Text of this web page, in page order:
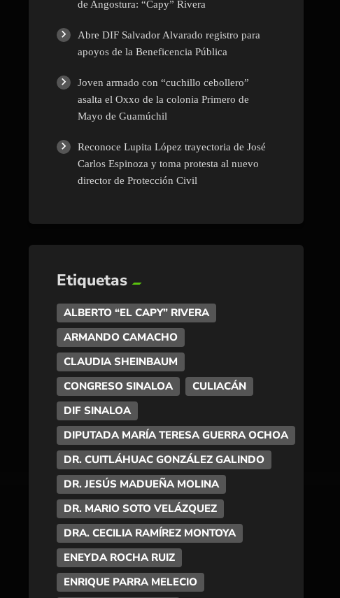
de Angostura: “Capy” Rivera
Abre DIF Salvador Alvarado registro para
apoyos de la Beneficencia Pública
Joven armado con “cuchillo cebollero”
asalta el Oxxo de la colonia Primero de
Mayo de Guamúchil
Reconoce Lupita López trayectoria de José
Carlos Espinoza y toma protesta al nuevo
director de Protección Civil
Etiquetas
ALBERTO “EL CAPY” RIVERA
ARMANDO CAMACHO
CLAUDIA SHEINBAUM
CONGRESO SINALOA
CULIACÁN
DIF SINALOA
DIPUTADA MARÍA TERESA GUERRA OCHOA
DR. CUITLÁHUAC GONZÁLEZ GALINDO
DR. JESÚS MADUEÑA MOLINA
DR. MARIO SOTO VELÁZQUEZ
DRA. CECILIA RAMÍREZ MONTOYA
ENEYDA ROCHA RUIZ
ENRIQUE PARRA MELECIO